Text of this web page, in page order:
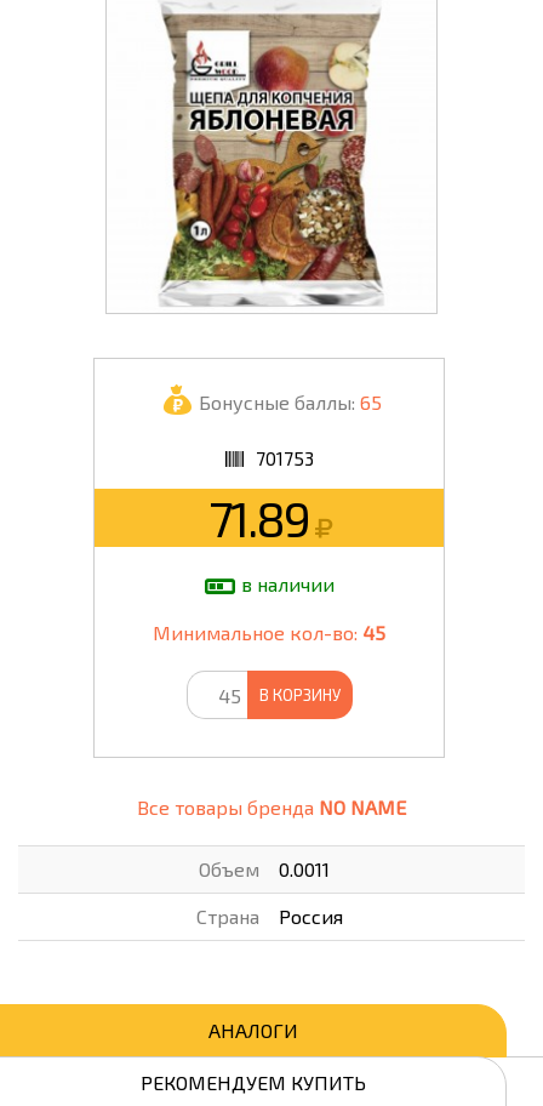
Бонусные баллы: 65
701753
71.89
в наличии
Минимальное кол-во: 45
В КОРЗИНУ
Все товары бренда NO NAME
Объем 0.0011
Страна Россия
АНАЛОГИ
РЕКОМЕНДУЕМ КУПИТЬ